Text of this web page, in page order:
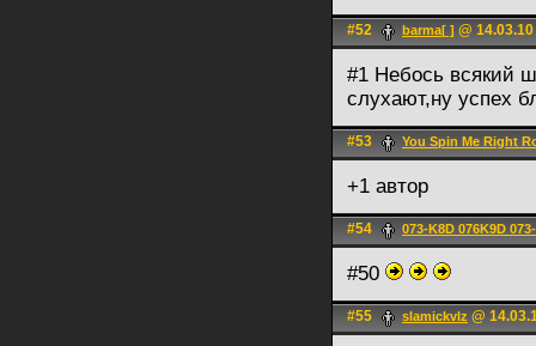
#52 barma[ ] @
#1 Небось всякий
слухают,ну успех
#53 You Spin Me Right
+1 автор
#54 073-K8D 076K9D
#50
#55 slamickvlz @